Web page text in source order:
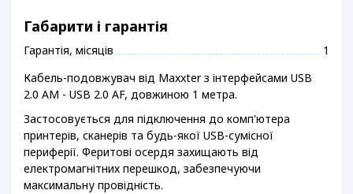
Габарити і гарантія
Гарантія, місяців
1
Кабель-подовжувач від Maxxter з інтерфейсами USB
2.0 AM - USB 2.0 АF, довжиною 1 метра.
Застосовується для підключення до комп'ютера
принтерів, сканерів та будь-якої USB-сумісної
периферії. Феритові осердя захищають від
електромагнітних перешкод, забезпечуючи
максимальну провідність.